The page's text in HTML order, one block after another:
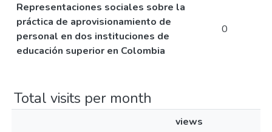
Representaciones sociales sobre la
práctica de aprovisionamiento de
personal en dos instituciones de
educación superior en Colombia
0
Total visits per month
views